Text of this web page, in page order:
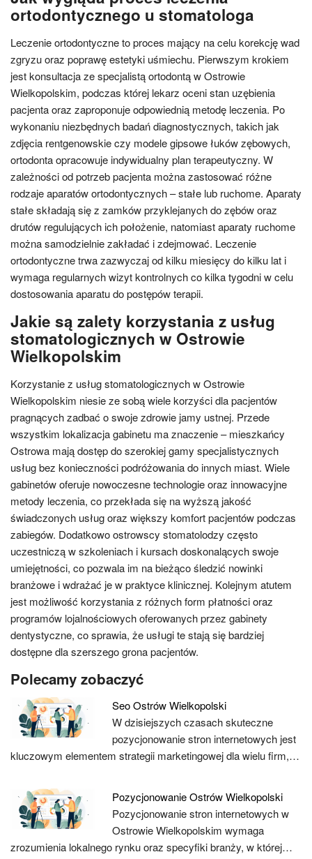
ortodontycznego u stomatologa
Leczenie ortodontyczne to proces mający na celu korekcję wad
zgryzu oraz poprawę estetyki uśmiechu. Pierwszym krokiem
jest konsultacja ze specjalistą ortodontą w Ostrowie
Wielkopolskim, podczas której lekarz oceni stan uzębienia
pacjenta oraz zaproponuje odpowiednią metodę leczenia. Po
wykonaniu niezbędnych badań diagnostycznych, takich jak
zdjęcia rentgenowskie czy modele gipsowe łuków zębowych,
ortodonta opracowuje indywidualny plan terapeutyczny. W
zależności od potrzeb pacjenta można zastosować różne
rodzaje aparatów ortodontycznych – stałe lub ruchome. Aparaty
stałe składają się z zamków przyklejanych do zębów oraz
drutów regulujących ich położenie, natomiast aparaty ruchome
można samodzielnie zakładać i zdejmować. Leczenie
ortodontyczne trwa zazwyczaj od kilku miesięcy do kilku lat i
wymaga regularnych wizyt kontrolnych co kilka tygodni w celu
dostosowania aparatu do postępów terapii.
Jakie są zalety korzystania z usług
stomatologicznych w Ostrowie
Wielkopolskim
Korzystanie z usług stomatologicznych w Ostrowie
Wielkopolskim niesie ze sobą wiele korzyści dla pacjentów
pragnących zadbać o swoje zdrowie jamy ustnej. Przede
wszystkim lokalizacja gabinetu ma znaczenie – mieszkańcy
Ostrowa mają dostęp do szerokiej gamy specjalistycznych
usług bez konieczności podróżowania do innych miast. Wiele
gabinetów oferuje nowoczesne technologie oraz innowacyjne
metody leczenia, co przekłada się na wyższą jakość
świadczonych usług oraz większy komfort pacjentów podczas
zabiegów. Dodatkowo ostrowscy stomatolodzy często
uczestniczą w szkoleniach i kursach doskonalących swoje
umiejętności, co pozwala im na bieżąco śledzić nowinki
branżowe i wdrażać je w praktyce klinicznej. Kolejnym atutem
jest możliwość korzystania z różnych form płatności oraz
programów lojalnościowych oferowanych przez gabinety
dentystyczne, co sprawia, że usługi te stają się bardziej
dostępne dla szerszego grona pacjentów.
Polecamy zobaczyć
Seo Ostrów Wielkopolski
W dzisiejszych czasach skuteczne
pozycjonowanie stron internetowych jest
kluczowym elementem strategii marketingowej dla wielu firm,…
Pozycjonowanie Ostrów Wielkopolski
Pozycjonowanie stron internetowych w
Ostrowie Wielkopolskim wymaga
zrozumienia lokalnego rynku oraz specyfiki branży, w której…